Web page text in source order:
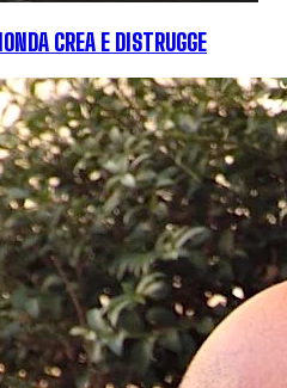
CREA E DISTRUGGE